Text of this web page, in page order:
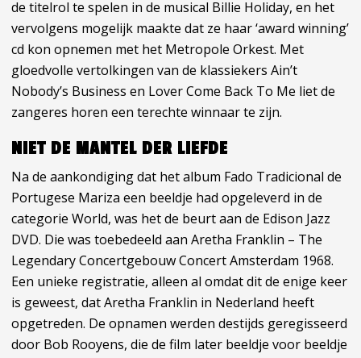
de titelrol te spelen in de musical Billie Holiday, en het
vervolgens mogelijk maakte dat ze haar ‘award winning’
cd kon opnemen met het Metropole Orkest. Met
gloedvolle vertolkingen van de klassiekers Ain’t
Nobody’s Business en Lover Come Back To Me liet de
zangeres horen een terechte winnaar te zijn.
NIET DE MANTEL DER LIEFDE
Na de aankondiging dat het album Fado Tradicional de
Portugese Mariza een beeldje had opgeleverd in de
categorie World, was het de beurt aan de Edison Jazz
DVD. Die was toebedeeld aan Aretha Franklin – The
Legendary Concertgebouw Concert Amsterdam 1968.
Een unieke registratie, alleen al omdat dit de enige keer
is geweest, dat Aretha Franklin in Nederland heeft
opgetreden. De opnamen werden destijds geregisseerd
door Bob Rooyens, die de film later beeldje voor beeldje